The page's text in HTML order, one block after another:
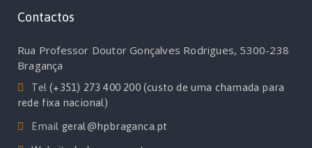
Contactos
Rua Professor Doutor Gonçalves Rodrigues, 5300-238
Bragança
Tel(+351) 273 400 200 (custo de uma chamada para
rede fixa nacional)
Email geral@hpbraganca.pt